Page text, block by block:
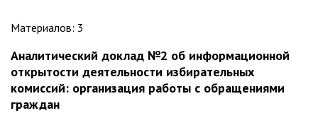
Материалов: 3
Аналитический доклад №2 об информационной
открытости деятельности избирательных
комиссий: организация работы с обращениями
граждан